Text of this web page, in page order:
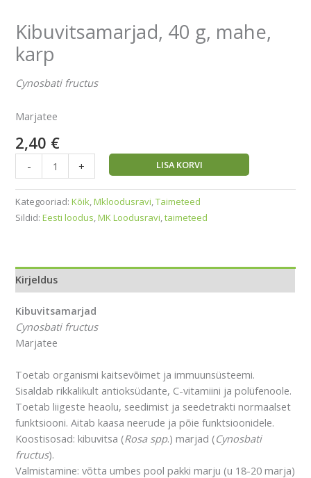
Kibuvitsamarjad, 40 g, mahe,
karp
Cynosbati fructus
Marjatee
2,40 €
- + LISA KORVI
Kategooriad:Kõik,Mkloodusravi,Taimeteed
Sildid:Eesti loodus,MK Loodusravi,taimeteed
Kirjeldus
Kibuvitsamarjad
Cynosbati fructus
Marjatee
Toetab organismi kaitsevõimet ja immuunsüsteemi.
Sisaldab rikkalikult antioksüdante, C-vitamiini ja polüfenoole.
Toetab liigeste heaolu, seedimist ja seedetrakti normaalset
funktsiooni. Aitab kaasa neerude ja põie funktsioonidele.
Koostisosad: kibuvitsa (Rosa spp.) marjad (Cynosbati
fructus).
Valmistamine: võtta umbes pool pakki marju (u 18-20 marja)